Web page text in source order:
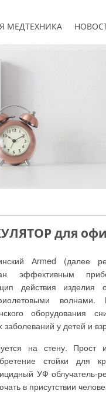
МЕДТЕХНИКА
для
Аrmed (далее
эффективным
действия изделия
волнами.
оборудования
у детей и
на стену. Прост
стойки для
УФ облучатель-
в присутствии